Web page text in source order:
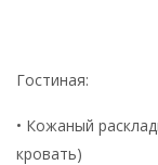
Гостиная:
• Кожаный
кровать)